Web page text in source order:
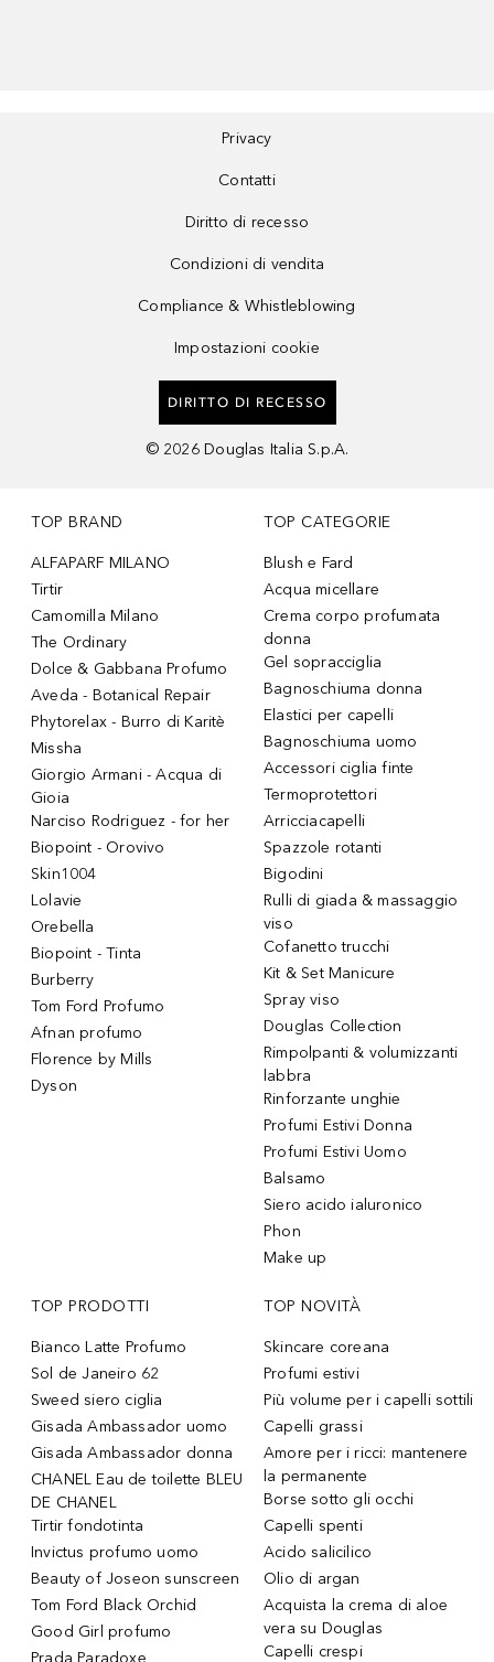
Privacy
Contatti
Diritto di recesso
Condizioni di vendita
Compliance & Whistleblowing
Impostazioni cookie
DIRITTO DI RECESSO
© 2026 Douglas Italia S.p.A.
TOP BRAND
ALFAPARF MILANO
Tirtir
Camomilla Milano
The Ordinary
Dolce & Gabbana Profumo
Aveda - Botanical Repair
Phytorelax - Burro di Karitè
Missha
Giorgio Armani - Acqua di
Gioia
Narciso Rodriguez - for her
Biopoint - Orovivo
Skin1004
Lolavie
Orebella
Biopoint - Tinta
Burberry
Tom Ford Profumo
Afnan profumo
Florence by Mills
Dyson
TOP CATEGORIE
Blush e Fard
Acqua micellare
Crema corpo profumata
donna
Gel sopracciglia
Bagnoschiuma donna
Elastici per capelli
Bagnoschiuma uomo
Accessori ciglia finte
Termoprotettori
Arricciacapelli
Spazzole rotanti
Bigodini
Rulli di giada & massaggio
viso
Cofanetto trucchi
Kit & Set Manicure
Spray viso
Douglas Collection
Rimpolpanti & volumizzanti
labbra
Rinforzante unghie
Profumi Estivi Donna
Profumi Estivi Uomo
Balsamo
Siero acido ialuronico
Phon
Make up
TOP PRODOTTI
Bianco Latte Profumo
Sol de Janeiro 62
Sweed siero ciglia
Gisada Ambassador uomo
Gisada Ambassador donna
CHANEL Eau de toilette BLEU
DE CHANEL
Tirtir fondotinta
Invictus profumo uomo
Beauty of Joseon sunscreen
Tom Ford Black Orchid
Good Girl profumo
Prada Paradoxe
TOP NOVITÀ
Skincare coreana
Profumi estivi
Più volume per i capelli sottili
Capelli grassi
Amore per i ricci: mantenere
la permanente
Borse sotto gli occhi
Capelli spenti
Acido salicilico
Olio di argan
Acquista la crema di aloe
vera su Douglas
Capelli crespi